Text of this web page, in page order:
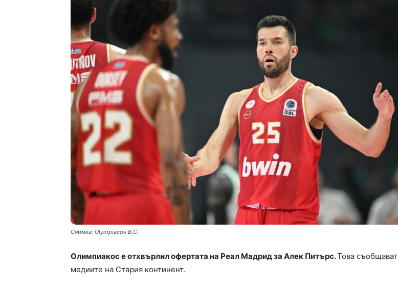
Снимка: Olympiacos B.C.
Олимпиакос е отхвърлил офертата на Реал Мадрид за Алек Питърс.Това съобщават
медиите на Стария континент.